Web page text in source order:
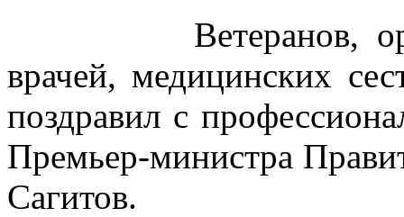
Ветеранов,
врачей, медицинских
поздравил с
Премьер-министра
Сагитов.